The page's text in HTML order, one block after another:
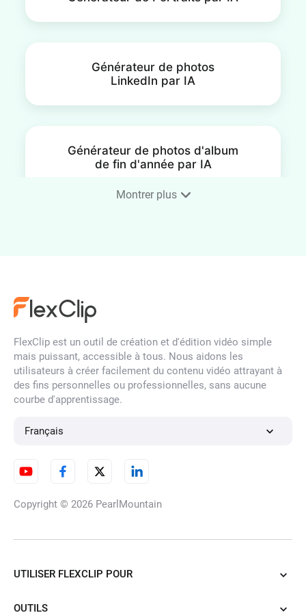
Générateur de photos
LinkedIn par IA
Générateur de photos d'album
de fin d'année par IA
Générateur de Portraits de
Médecins par IA en Ligne
Générateur de photos de profil
Tinder par IA
Générateur de Photos de
Bumble
Montrer plus
FlexClip est un outil de création et d'édition vidéo simple
mais puissant, accessible à tous. Nous aidons les
utilisateurs à créer facilement du contenu vidéo attrayant à
des fins personnelles ou professionnelles, sans aucune
courbe d'apprentissage.
Français
Copyright © 2026 PearlMountain
UTILISER FLEXCLIP POUR
OUTILS